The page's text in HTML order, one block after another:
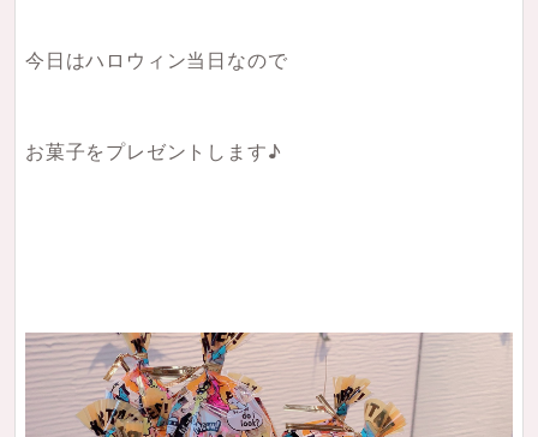
今日はハロウィン当日なので
お菓子をプレゼントします♪